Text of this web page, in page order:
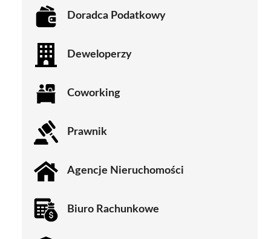
Doradca Podatkowy
Deweloperzy
Coworking
Prawnik
Agencje Nieruchomości
Biuro Rachunkowe